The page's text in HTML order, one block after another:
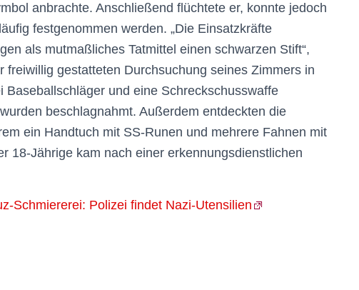
anbrachte. Anschließend flüchtete er, konnte jedoch
festgenommen werden. „Die Einsatzkräfte
als mutmaßliches Tatmittel einen schwarzen Stift“,
freiwillig gestatteten Durchsuchung seines Zimmers in
und eine Schreckschusswaffe
beschlagnahmt. Außerdem entdeckten die
ein Handtuch mit SS-Runen und mehrere Fahnen mit
18-Jährige kam nach einer erkennungsdienstlichen
Schmiererei: Polizei findet Nazi-Utensilien